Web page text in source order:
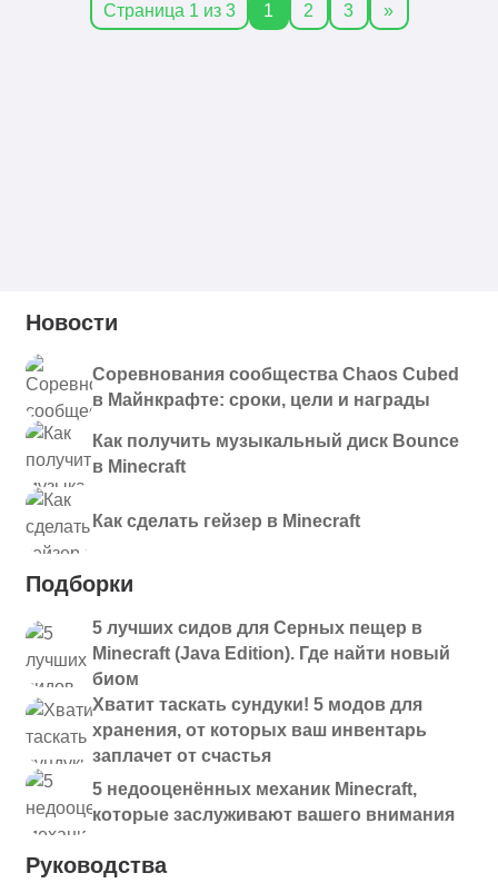
Страница 1 из 3 1 2 3 »
Новости
Соревнования сообщества Chaos Cubed
в Майнкрафте: сроки, цели и награды
Как получить музыкальный диск Bounce
в Minecraft
Как сделать гейзер в Minecraft
Подборки
5 лучших сидов для Серных пещер в
Minecraft (Java Edition). Где найти новый
биом
Хватит таскать сундуки! 5 модов для
хранения, от которых ваш инвентарь
заплачет от счастья
5 недооценённых механик Minecraft,
которые заслуживают вашего внимания
Руководства